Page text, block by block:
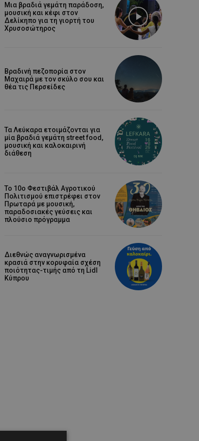
Μια βραδιά γεμάτη παράδοση,
μουσική και κέφι στον
Δελίκηπο για τη γιορτή του
Χρυσοσώτηρος
Βραδινή πεζοπορία στον
Μαχαιρά με τον σκύλο σου και
θέα τις Περσείδες
Τα Λεύκαρα ετοιμάζονται για
μία βραδιά γεμάτη street food,
μουσική και καλοκαιρινή
διάθεση
Το 10ο Φεστιβάλ Αγροτικού
Πολιτισμού επιστρέφει στον
Πρωταρά με μουσική,
παραδοσιακές γεύσεις και
πλούσιο πρόγραμμα
Διεθνώς αναγνωρισμένα
κρασιά στην κορυφαία σχέση
ποιότητας-τιμής από τη Lidl
Κύπρου